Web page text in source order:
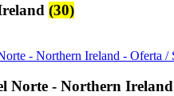
(30)
Norte - Northern Ireland